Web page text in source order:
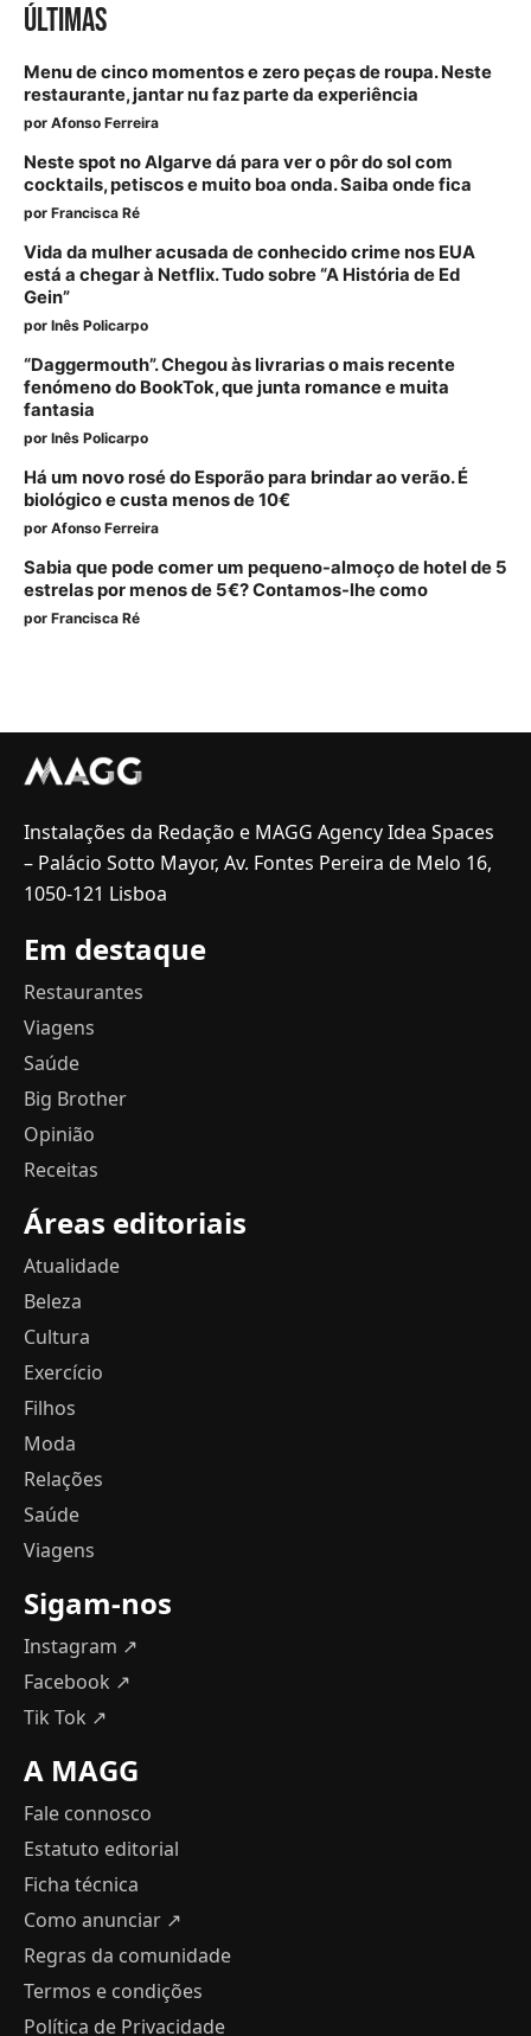
ÚLTIMAS
Menu de cinco momentos e zero peças de roupa. Neste
restaurante, jantar nu faz parte da experiência
por Afonso Ferreira
Neste spot no Algarve dá para ver o pôr do sol com
cocktails, petiscos e muito boa onda. Saiba onde fica
por Francisca Ré
Vida da mulher acusada de conhecido crime nos EUA
está a chegar à Netflix. Tudo sobre “A História de Ed
Gein”
por Inês Policarpo
“Daggermouth”. Chegou às livrarias o mais recente
fenómeno do BookTok, que junta romance e muita
fantasia
por Inês Policarpo
Há um novo rosé do Esporão para brindar ao verão. É
biológico e custa menos de 10€
por Afonso Ferreira
Sabia que pode comer um pequeno-almoço de hotel de 5
estrelas por menos de 5€? Contamos-lhe como
por Francisca Ré
Instalações da Redação e MAGG Agency Idea Spaces
– Palácio Sotto Mayor, Av. Fontes Pereira de Melo 16,
1050-121 Lisboa
Em destaque
Restaurantes
Viagens
Saúde
Big Brother
Opinião
Receitas
Áreas editoriais
Atualidade
Beleza
Cultura
Exercício
Filhos
Moda
Relações
Saúde
Viagens
Sigam-nos
Instagram ↗
Facebook ↗
Tik Tok ↗
A MAGG
Fale connosco
Estatuto editorial
Ficha técnica
Como anunciar ↗
Regras da comunidade
Termos e condições
Política de Privacidade